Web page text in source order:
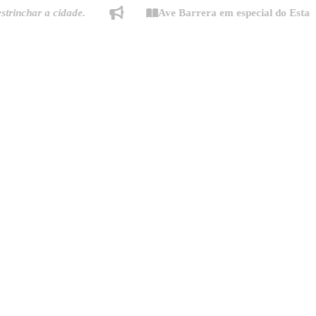
a cidade. Ave Barrera em especial do Estado